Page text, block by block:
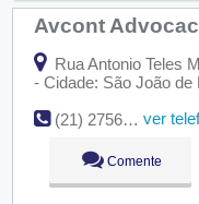
Avcont
Rua Antonio Teles
- Cidade: São João de
(21) 2756-3700
ver
Comente